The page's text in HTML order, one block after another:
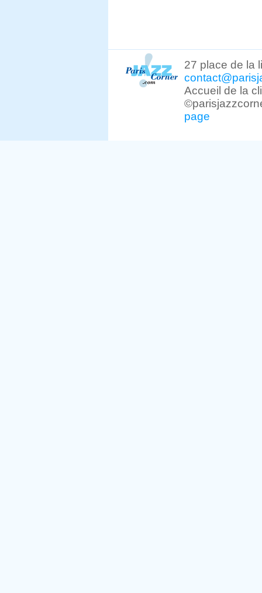
27 place de la
Accueil de la
page